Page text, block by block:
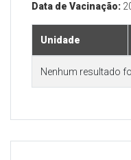
Data de Vacinação:
Unidade
Nenhum resultado